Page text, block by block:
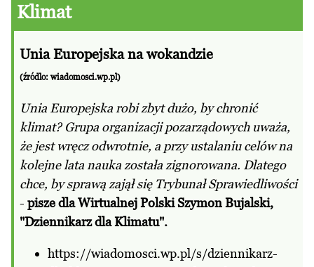
Klimat
Unia Europejska na wokandzie
(źródlo: wiadomosci.wp.pl)
Unia Europejska robi zbyt dużo, by chronić
klimat? Grupa organizacji pozarządowych uważa,
że jest wręcz odwrotnie, a przy ustalaniu celów na
kolejne lata nauka została zignorowana. Dlatego
chce, by sprawą zajął się Trybunał Sprawiedliwości
- pisze dla Wirtualnej Polski Szymon Bujalski,
"Dziennikarz dla Klimatu".
https://wiadomosci.wp.pl/s/dziennikarz-